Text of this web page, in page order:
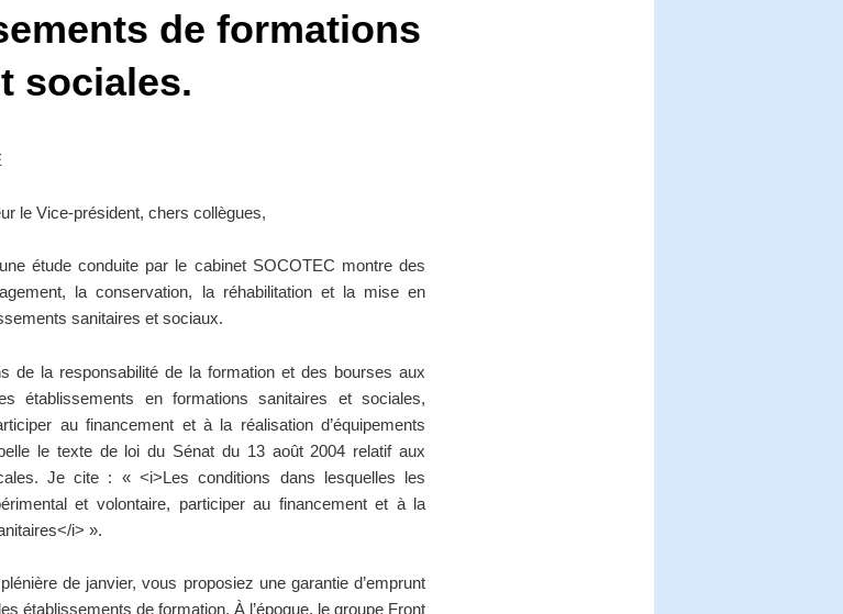
de formations
sociales.
le Vice-président, chers collègues,
étude conduite par le cabinet SOCOTEC montre des
la conservation, la réhabilitation et la mise en
sanitaires et sociaux.
de la responsabilité de la formation et des bourses aux
établissements en formations sanitaires et sociales,
au financement et à la réalisation d’équipements
le texte de loi du Sénat du 13 août 2004 relatif aux
Je cite : « <i>Les conditions dans lesquelles les
et volontaire, participer au financement et à la
i> ».
de janvier, vous proposiez une garantie d’emprunt
établissements de formation. À l’époque, le groupe Front